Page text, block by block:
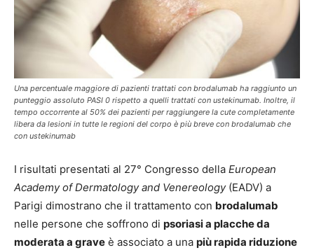
Una percentuale maggiore di pazienti trattati con brodalumab ha raggiunto un
punteggio assoluto PASI 0 rispetto a quelli trattati con ustekinumab. Inoltre, il
tempo occorrente al 50% dei pazienti per raggiungere la cute completamente
libera da lesioni in tutte le regioni del corpo è più breve con brodalumab che
con ustekinumab
I risultati presentati al 27° Congresso della European
Academy of Dermatology and Venereology(EADV) a
Parigi dimostrano che il trattamento con brodalumab
nelle persone che soffrono di psoriasi a placche da
moderata a grave è associato a una più rapida riduzione